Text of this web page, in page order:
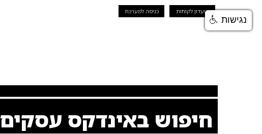
מועדון לקוחות כניסה למערכת
חיפוש באינדקס עסקים
נגישות